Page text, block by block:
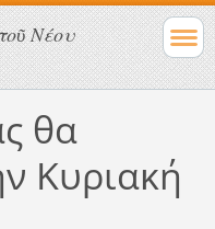
Νέου
θα
Κυριακή